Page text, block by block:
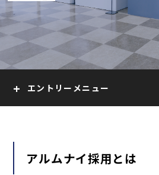
AKIの未来
AKIの未来
先輩社員 高卒
エントリー
アルムナイ採用とは